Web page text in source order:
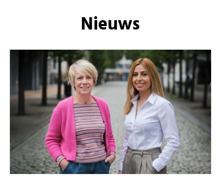
Nieuws